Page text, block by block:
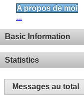
A propos de moi
...
Basic Information
Statistics
Messages au total